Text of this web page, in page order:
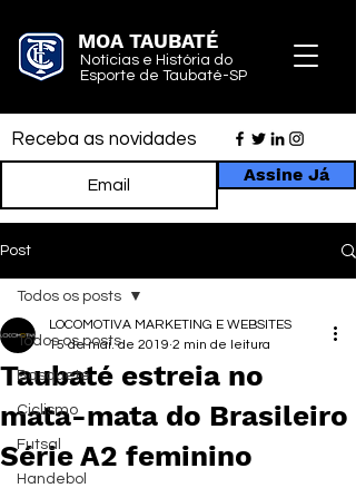
MOA TAUBATÉ
Notícias e História do
Esporte de Taubaté-SP
Receba as novidades
Assine Já
Post
Todos os posts
Basquete
Ciclismo
Futsal
Handebol
Todos os posts
Taubaté estreia no
mata-mata do Brasileiro
Série A2 feminino
LOCOMOTIVA MARKETING E WEBSITES
15 de mai. de 2019 2 min de leitura